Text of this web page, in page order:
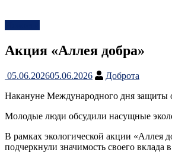
Акция «Аллея добра»
05.06.202605.06.2026
Доброта
Накануне Международного дня защиты
Молодые люди обсудили насущные
В рамках экологической акции «Аллея
подчеркнули значимость своего вклада